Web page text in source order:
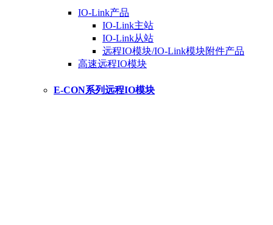
IO-Link产品
IO-Link主站
IO-Link从站
远程IO模块/IO-Link模块附件产品
高速远程IO模块
E-CON系列远程IO模块